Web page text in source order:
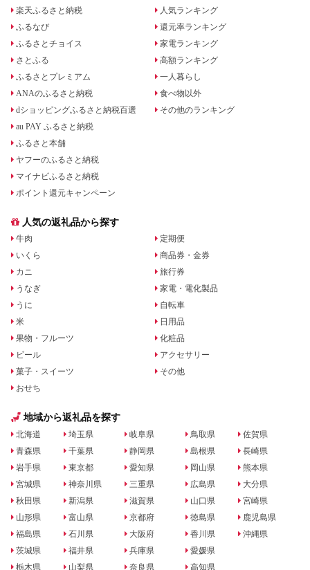
楽天ふるさと納税
ふるなび
ふるさとチョイス
さとふる
ふるさとプレミアム
ANAのふるさと納税
dショッピングふるさと納税百選
au PAY ふるさと納税
ふるさと本舗
ヤフーのふるさと納税
マイナビふるさと納税
ポイント還元キャンペーン
人気ランキング
還元率ランキング
家電ランキング
高額ランキング
一人暮らし
食べ物以外
その他のランキング
人気の返礼品から探す
牛肉
いくら
カニ
うなぎ
うに
米
果物・フルーツ
ビール
菓子・スイーツ
おせち
定期便
商品券・金券
旅行券
家電・電化製品
自転車
日用品
化粧品
アクセサリー
その他
地域から返礼品を探す
北海道
青森県
岩手県
宮城県
秋田県
山形県
福島県
茨城県
栃木県
埼玉県
千葉県
東京都
神奈川県
新潟県
富山県
石川県
福井県
山梨県
岐阜県
静岡県
愛知県
三重県
滋賀県
京都府
大阪府
兵庫県
奈良県
鳥取県
島根県
岡山県
広島県
山口県
徳島県
香川県
愛媛県
高知県
佐賀県
長崎県
熊本県
大分県
宮崎県
鹿児島県
沖縄県